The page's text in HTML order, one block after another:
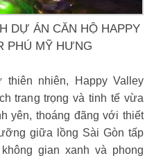
DỰ ÁN CĂN HỘ HAPPY
PHÚ MỸ HƯNG
nhiên, Happy Valley
trang trọng và tinh tế vừa
yên, thoáng đãng với thiết
giữa lồng Sài Gòn tấp
gian xanh và phong